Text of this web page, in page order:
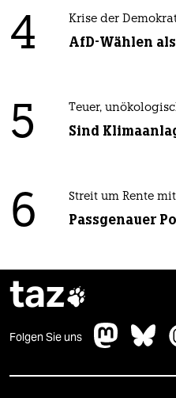
4 Krise der
AfD-Wählen
5 Teuer,
Sind
6 Streit um Rente
Passgenauer
taz
Folgen Sie uns